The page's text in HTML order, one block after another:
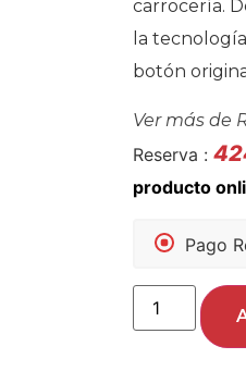
carrocería.
la
botón
Ver más de
Reserva :
Pago